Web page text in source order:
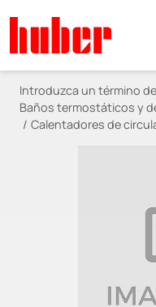
Introduzca un término
Baños termostáticos y
Calentadores de